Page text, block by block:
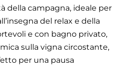
della campagna, ideale per
del relax e della
e con bagno privato,
sulla vigna circostante,
per una pausa